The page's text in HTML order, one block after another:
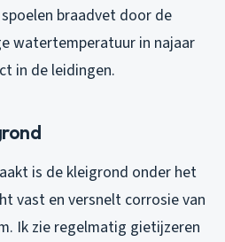
braadvet door de
watertemperatuur in najaar
in de leidingen.
is de kleigrond onder het
vast en versnelt corrosie van
Ik zie regelmatig gietijzeren